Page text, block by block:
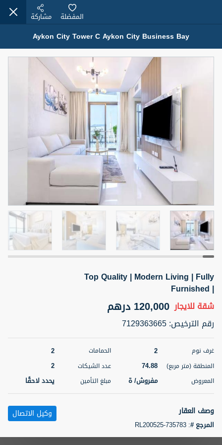
Modern Renovated Unit Near Marina Metro Station
للإيجار 95,000 درهم
سرير
1
حمام
1
المنطقة (متر
مربع)
70.03
المعروض
غير مفروش /ة
الشيكات
1
اسم الوسيط
NILOOFAR ABBAS VAKIL
رقم الوسيط
أتصل الأن
5 أشهر +
ELBRUS TOWER UNIT 2701 ON RENT
شقةللإيجار
سرير
1
71.39
مفروش/ ة 2
اسم الوسيط
ABDEMANAF EQBALBHAI KHANBHAI
KHANBHAI EQBALBHAI SIRAJUDDIN
أتصل
الأن
5 أشهر +
Aykon City Tower C Aykon City Business Bay
المفضلة مشاركة
Top Quality | Modern Living | Fully
Furnished |
شقة للايجار 120,000 درهم
رقم الترخيص:
7129363665
غرف نوم 2 الحمامات 2
المنطقة (متر مربع) 74.88 عدد الشيكات 2
المعروض مفروش/ ة مبلغ التأمين يحدد لاحقًا
وصف العقار
المرجع #:
RL200525-735783
وكيل الاتصال تصفية خريطة